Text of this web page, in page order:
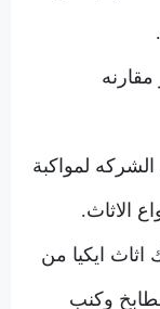
الشركه لمواكبة
الاثاث.
ايكيا من
وكنب